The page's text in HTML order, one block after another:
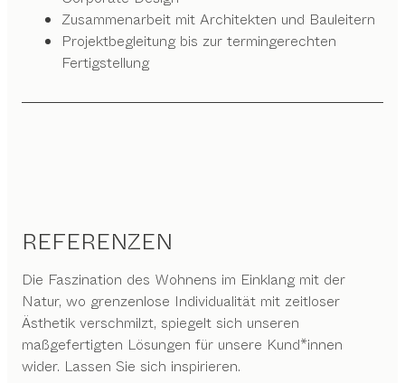
Zusammenarbeit mit Architekten und Bauleitern
Projektbegleitung bis zur termingerechten
Fertigstellung
REFERENZEN
Die Faszination des Wohnens im Einklang mit der
Natur, wo grenzenlose Individualität mit zeitloser
Ästhetik verschmilzt, spiegelt sich unseren
maßgefertigten Lösungen für unsere Kund*innen
wider. Lassen Sie sich inspirieren.